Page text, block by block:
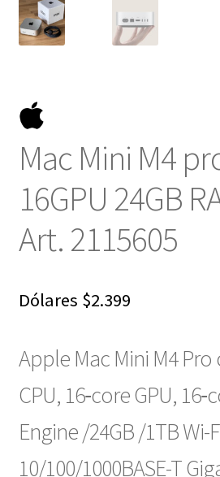
Mac Mini M4
16GPU 24GB
Art. 2115605
Dólares $2.399
Apple Mac Mini M4 Pro
CPU, 16‑core GPU,
Engine /24GB /1TBWi-
10/100/1000BASE-T